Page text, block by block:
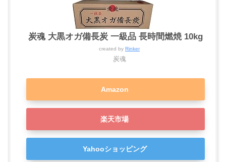
炭魂 大黒オガ備長炭 一級品 長時間燃焼 10kg
created by Rinker
炭魂
Amazon
楽天市場
Yahooショッピング